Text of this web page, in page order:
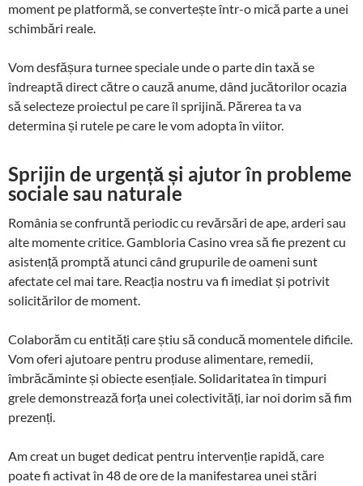
moment pe platformă, se convertește într-o mică parte a unei
schimbări reale.
Vom desfășura turnee speciale unde o parte din taxă se
îndreaptă direct către o cauză anume, dând jucătorilor ocazia
să selecteze proiectul pe care îl sprijină. Părerea ta va
determina și rutele pe care le vom adopta în viitor.
Sprijin de urgență și ajutor în probleme
sociale sau naturale
România se confruntă periodic cu revărsări de ape, arderi sau
alte momente critice. Gambloria Casino vrea să fie prezent cu
asistență promptă atunci când grupurile de oameni sunt
afectate cel mai tare. Reacția nostru va fi imediat și potrivit
solicitărilor de moment.
Colaborăm cu entități care știu să conducă momentele dificile.
Vom oferi ajutoare pentru produse alimentare, remedii,
îmbrăcăminte și obiecte esențiale. Solidaritatea în timpuri
grele demonstrează forța unei colectivități, iar noi dorim să fim
prezenți.
Am creat un buget dedicat pentru intervenție rapidă, care
poate fi activat în 48 de ore de la manifestarea unei stări